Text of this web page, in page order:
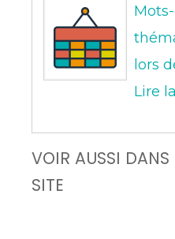
lors
Lire
VOIR AUSSI DANS
SITE